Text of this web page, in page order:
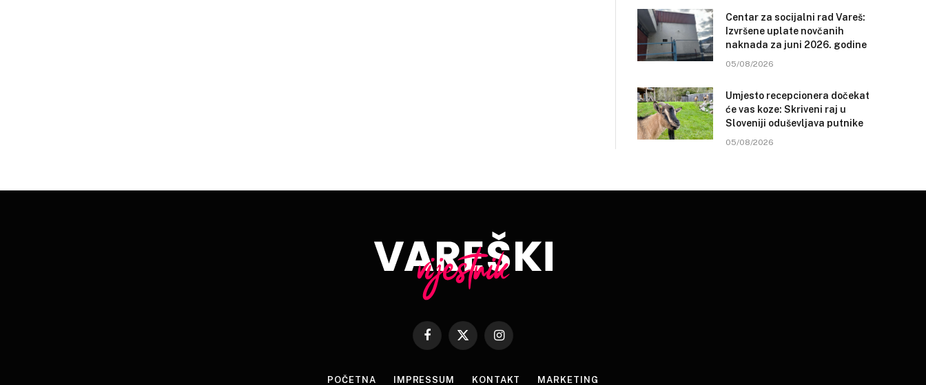
Centar za socijalni rad Vareš:
Izvršene uplate novčanih
naknada za juni 2026. godine
05/08/2026
Umjesto recepcionera dočekat
će vas koze: Skriveni raj u
Sloveniji oduševljava putnike
05/08/2026
Facebook
X
Instagram
POČETNA IMPRESSUM KONTAKT MARKETING